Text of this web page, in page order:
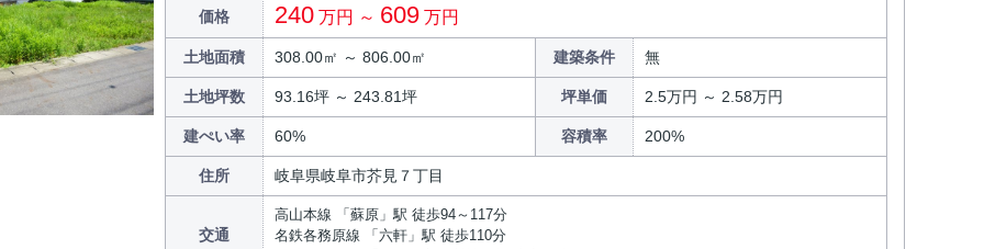
価格 240 万円 ～ 609 万円
土地面積 308.00㎡ ～ 806.00㎡ 建築条件 無
土地坪数 93.16坪 ～ 243.81坪 坪単価 2.5万円 ～ 2.58万円
建ぺい率 60% 容積率 200%
住所 岐阜県岐阜市芥見７丁目
交通
高山本線 「蘇原」駅 徒歩94～117分
名鉄各務原線 「六軒」駅 徒歩110分